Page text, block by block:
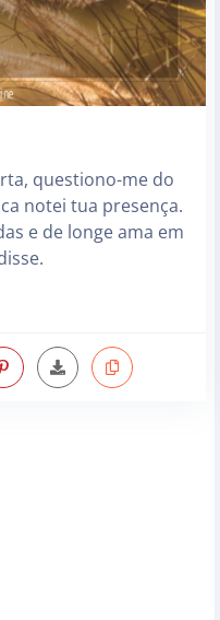
questiono-me do
notei tua presença.
e de longe ama em